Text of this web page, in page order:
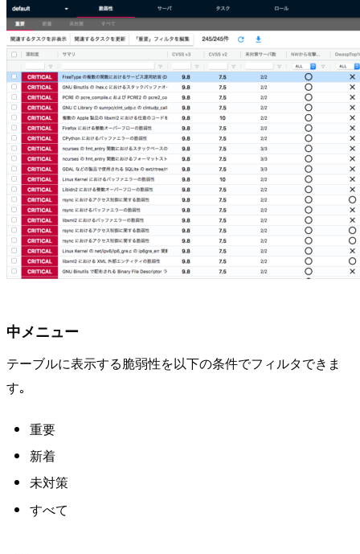
中メニュー
テーブルに表示する脆弱性を以下の条件でフィルタできま
す｡
重要
新着
未対策
すべて